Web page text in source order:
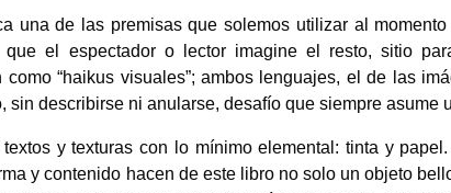
una de las premisas que solemos utilizar al
que el espectador o lector imagine el resto, sitio
como “haikus visuales”; ambos lenguajes, el de las
sin describirse ni anularse, desafío que siempre asume
y texturas con lo mínimo elemental: tinta y
y contenido hacen de este libro no solo un objeto